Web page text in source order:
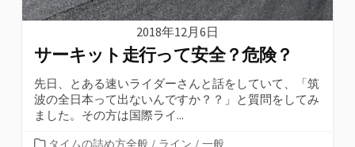
2018年12月6日
サーキット走行って安全？危険？
先日、とある速いライダーさんと話をしていて、「筑
波の全日本って出ないんですか？？」と質問をしてみ
ました。その方は国際ライ...
カタイムの詰め方全般 / ライン / 一般